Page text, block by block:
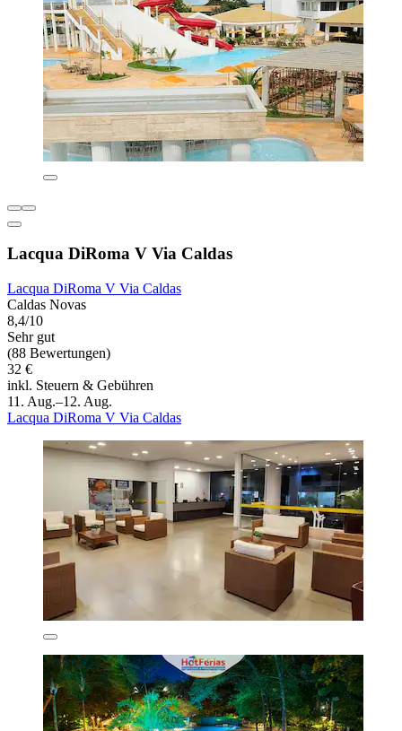
Lacqua DiRoma V Via Caldas
Lacqua DiRoma V Via Caldas
Caldas Novas
8,4/10
Sehr gut
(88 Bewertungen)
32 €
inkl. Steuern & Gebühren
11. Aug.–12. Aug.
Lacqua DiRoma V Via Caldas